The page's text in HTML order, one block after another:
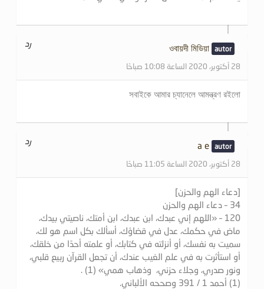
ওবায়দী মিডিয়া
28 أكتوبر، 2020 الساعة 10:08 صباحًا
رد
সবাইকে আমার চ্যানেলে আমন্ত্রণ রইলো
a e
28 أكتوبر، 2020 الساعة 11:05 صباحًا
رد
[دعاء الهم والحزن]
34 – دعاء الهم والحزن
120 – «اللهم إني عبدك، ابن عبدك، ابن أمتك، ناصيتي بيدك،
ماض في حكمك، عدل في قضاؤك، أسألك بكل اسم هو لك،
سميت به نفسك، أو أنزلته في كتابك، أو علمته أحدًا من خلقك،
أو استأثرت به في علم الغيب عندك، أن تجعل القرآن ربيع قلبي،
ونور صدري، وجلاء حزني، وذهاب همي» (1) .
(1) أحمد 1 / 391 وصححه الألباني.